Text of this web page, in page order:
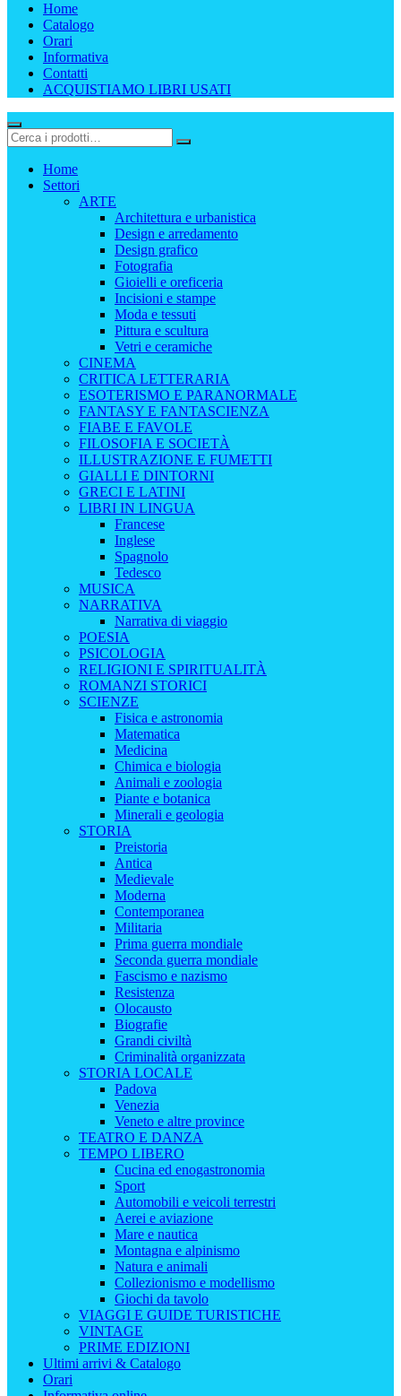
Home
Catalogo
Orari
Informativa
Contatti
ACQUISTIAMO LIBRI USATI
Home
Settori
ARTE
Architettura e urbanistica
Design e arredamento
Design grafico
Fotografia
Gioielli e oreficeria
Incisioni e stampe
Moda e tessuti
Pittura e scultura
Vetri e ceramiche
CINEMA
CRITICA LETTERARIA
ESOTERISMO E PARANORMALE
FANTASY E FANTASCIENZA
FIABE E FAVOLE
FILOSOFIA E SOCIETÀ
ILLUSTRAZIONE E FUMETTI
GIALLI E DINTORNI
GRECI E LATINI
LIBRI IN LINGUA
Francese
Inglese
Spagnolo
Tedesco
MUSICA
NARRATIVA
Narrativa di viaggio
POESIA
PSICOLOGIA
RELIGIONI E SPIRITUALITÀ
ROMANZI STORICI
SCIENZE
Fisica e astronomia
Matematica
Medicina
Chimica e biologia
Animali e zoologia
Piante e botanica
Minerali e geologia
STORIA
Preistoria
Antica
Medievale
Moderna
Contemporanea
Militaria
Prima guerra mondiale
Seconda guerra mondiale
Fascismo e nazismo
Resistenza
Olocausto
Biografie
Grandi civiltà
Criminalità organizzata
STORIA LOCALE
Padova
Venezia
Veneto e altre province
TEATRO E DANZA
TEMPO LIBERO
Cucina ed enogastronomia
Sport
Automobili e veicoli terrestri
Aerei e aviazione
Mare e nautica
Montagna e alpinismo
Natura e animali
Collezionismo e modellismo
Giochi da tavolo
VIAGGI E GUIDE TURISTICHE
VINTAGE
PRIME EDIZIONI
Ultimi arrivi & Catalogo
Orari